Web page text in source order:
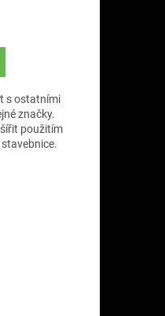
s ostatními
značky.
použitím